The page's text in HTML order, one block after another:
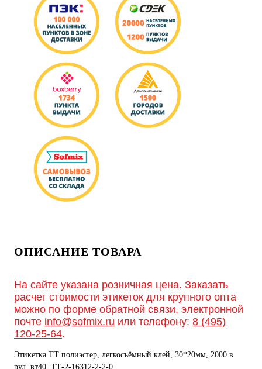
ОПИСАНИЕ ТОВАРА
На сайте указана розничная цена. Заказать
расчет стоимости этикеток для крупного опта
можно по форме обратной связи, электронной
почте info@sofmix.ru или телефону: 8 (495)
120-25-64.
Этикетка ТТ полиэстер, легкосъёмный клей, 30*20мм, 2000 в
рул, вт40, ТТ-2-16312-2-2-0